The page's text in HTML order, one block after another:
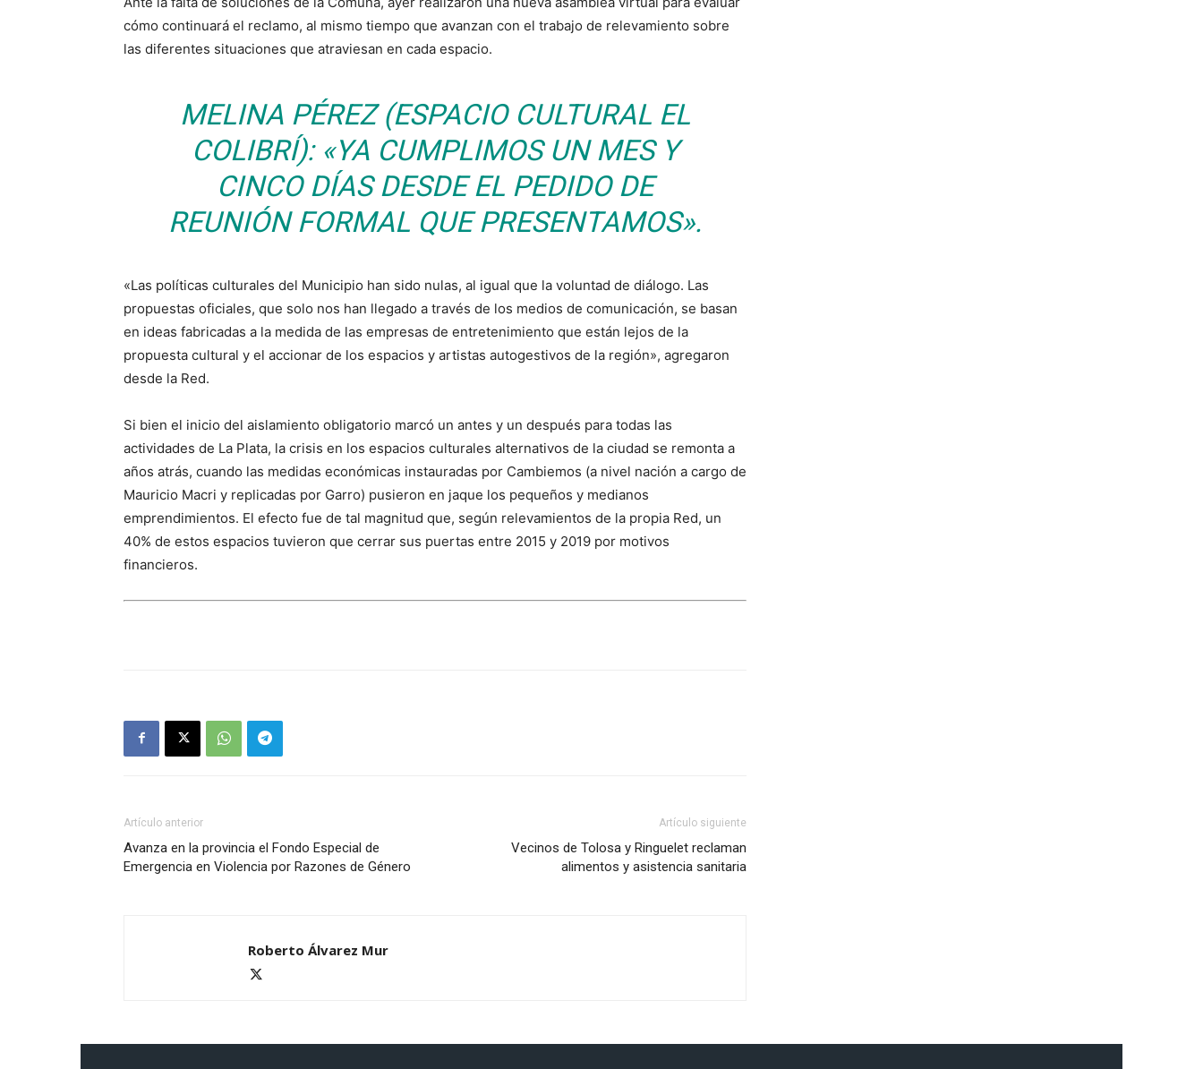
cómo continuará el reclamo, al mismo tiempo que avanzan con el trabajo de relevamiento sobre
las diferentes situaciones que atraviesan en cada espacio.
MELINA PÉREZ (ESPACIO CULTURAL EL
COLIBRÍ): «YA CUMPLIMOS UN MES Y
CINCO DÍAS DESDE EL PEDIDO DE
REUNIÓN FORMAL QUE PRESENTAMOS».
«Las políticas culturales del Municipio han sido nulas, al igual que la voluntad de diálogo. Las
propuestas oficiales, que solo nos han llegado a través de los medios de comunicación, se basan
en ideas fabricadas a la medida de las empresas de entretenimiento que están lejos de la
propuesta cultural y el accionar de los espacios y artistas autogestivos de la región», agregaron
desde la Red.
Si bien el inicio del aislamiento obligatorio marcó un antes y un después para todas las
actividades de La Plata, la crisis en los espacios culturales alternativos de la ciudad se remonta a
años atrás, cuando las medidas económicas instauradas por Cambiemos (a nivel nación a cargo de
Mauricio Macri y replicadas por Garro) pusieron en jaque los pequeños y medianos
emprendimientos. El efecto fue de tal magnitud que, según relevamientos de la propia Red, un
40% de estos espacios tuvieron que cerrar sus puertas entre 2015 y 2019 por motivos
financieros.
Artículo anterior
Avanza en la provincia el Fondo Especial de
Emergencia en Violencia por Razones de Género
Artículo siguiente
Vecinos de Tolosa y Ringuelet reclaman
alimentos y asistencia sanitaria
Roberto Álvarez Mur